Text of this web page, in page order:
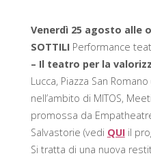
Venerdì 25 agosto alle
SOTTILIPerformance
– Il teatro per la
Lucca, Piazza San
nell’ambito di MITOS,
promossa da
Salvastorie (vedi QUI il
Si tratta di una nuova